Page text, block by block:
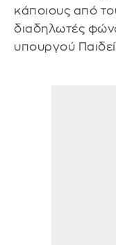
κάποιους από
διαδηλωτές
υπουργού